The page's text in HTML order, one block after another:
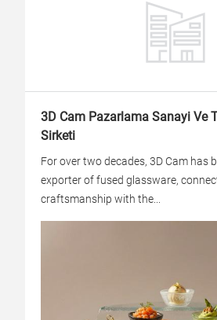
3D Cam Pazarlama Sanayi Ve
Sirketi
For over two decades, 3D Cam has
exporter of fused glassware,
craftsmanship with the...